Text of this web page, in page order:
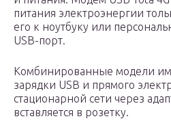
питания электроэнергии
его к ноутбуку или
USB-порт.
Комбинированные модели
зарядки USB и прямого
стационарной сети через
вставляется в розетку.